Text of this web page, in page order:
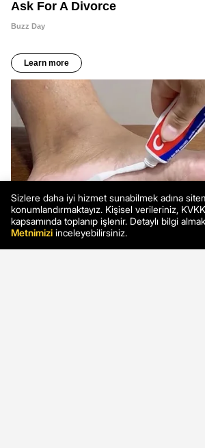
Sizlere daha iyi hizmet sunabilmek adına
konumlandırmaktayız. Kişisel verileriniz,
kapsamında toplanıp işlenir. Detaylı bilgi
Metnimizi inceleyebilirsiniz.